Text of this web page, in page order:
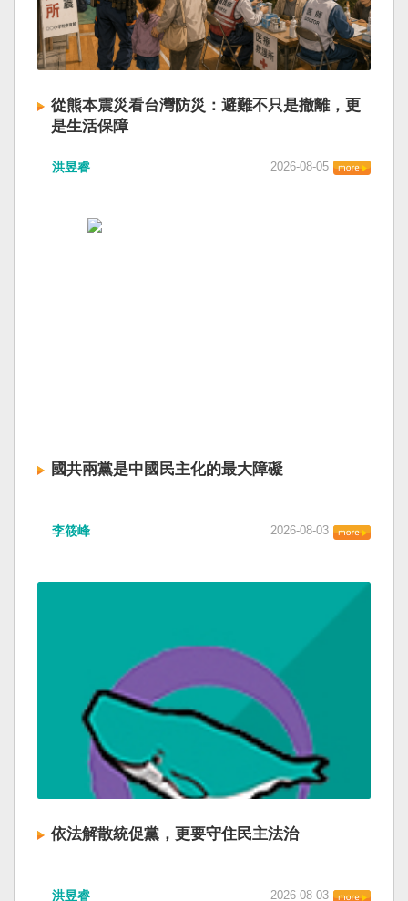
從熊本震災看台灣防災：避難不只是撤離，更
是生活保障
洪昱睿 2026-08-05
國共兩黨是中國民主化的最大障礙
李筱峰 2026-08-03
依法解散統促黨，更要守住民主法治
洪昱睿 2026-08-03